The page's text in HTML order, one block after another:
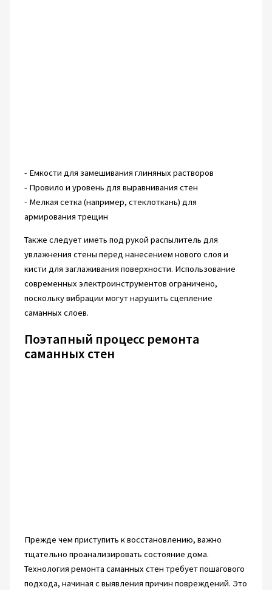
- Емкости для замешивания глиняных растворов
- Провило и уровень для выравнивания стен
- Мелкая сетка (например, стеклоткань) для
армирования трещин
Также следует иметь под рукой распылитель для
увлажнения стены перед нанесением нового слоя и
кисти для заглаживания поверхности. Использование
современных электроинструментов ограничено,
поскольку вибрации могут нарушить сцепление
саманных слоев.
Поэтапный процесс ремонта
саманных стен
Прежде чем приступить к восстановлению, важно
тщательно проанализировать состояние дома.
Технология ремонта саманных стен требует пошагового
подхода, начиная с выявления причин повреждений. Это